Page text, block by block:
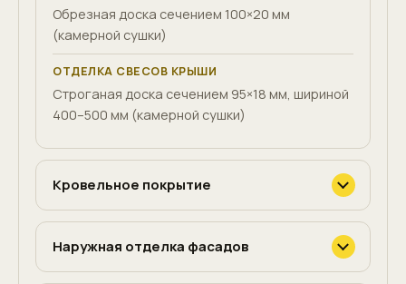
Обрезная доска сечением 100×20 мм
(камерной сушки)
ОТДЕЛКА СВЕСОВ КРЫШИ
Строганая доска сечением 95×18 мм, шириной
400–500 мм (камерной сушки)
Кровельное покрытие
Наружная отделка фасадов